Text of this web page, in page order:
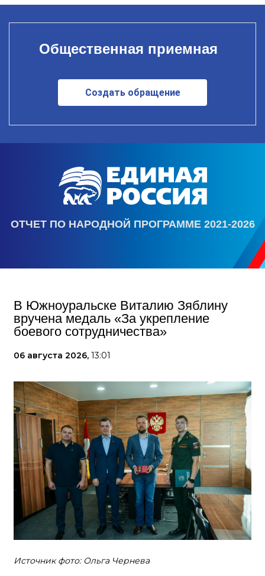
Общественная приемная
Создать обращение
ОТЧЕТ ПО НАРОДНОЙ ПРОГРАММЕ 2021-2026
В Южноуральске Виталию Зяблину
вручена медаль «За укрепление
боевого сотрудничества»
06 августа 2026, 13:01
Источник фото: Ольга Чернева